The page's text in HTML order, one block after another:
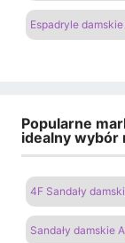
Espadryle
Popularne
idealny wybór
4F Sandały
Sandały damskie